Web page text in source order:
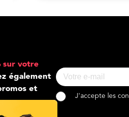
sur votre
également
et
J'accepte les